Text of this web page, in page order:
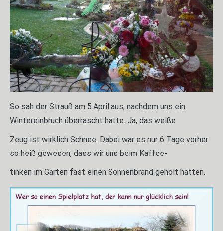
So sah der Strauß am 5.April aus, nachdem uns ein
Wintereinbruch überrascht hatte. Ja, das weiße
Zeug ist wirklich Schnee. Dabei war es nur 6 Tage vorher
so heiß gewesen, dass wir uns beim Kaffee-
tinken im Garten fast einen Sonnenbrand geholt hatten.